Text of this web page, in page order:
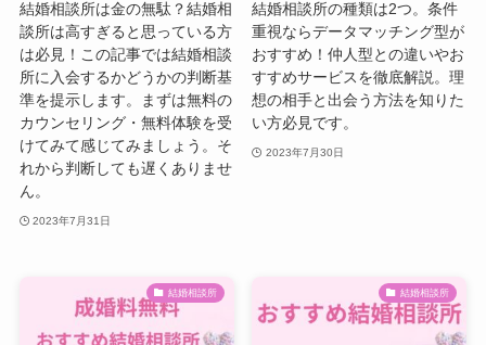
結婚相談所は金の無駄？結婚相
談所は高すぎると思っている方
は必見！この記事では結婚相談
所に入会するかどうかの判断基
準を提示します。まずは無料の
カウンセリング・無料体験を受
けてみて感じてみましょう。そ
れから判断しても遅くありませ
ん。
2023年7月31日
結婚相談所の種類は2つ。条件
重視ならデータマッチング型が
おすすめ！仲人型との違いやお
すすめサービスを徹底解説。理
想の相手と出会う方法を知りた
い方必見です。
2023年7月30日
結婚相談所 結婚相談所